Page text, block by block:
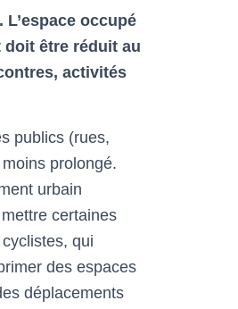
occupé
être réduit au
activités
publics (rues,
prolongé.
urbain
certaines
qui
des espaces
déplacements